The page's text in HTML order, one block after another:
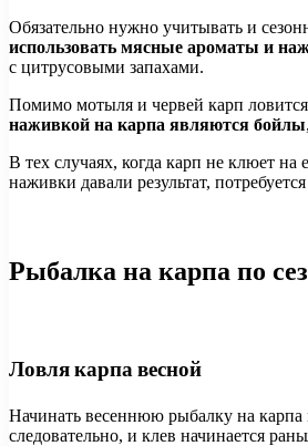
Обязательно нужно учитывать и
использовать мясные ароматы и
с цитрусовыми запахами.
Помимо мотыля и червей карп
наживкой на карпа являются бойлы
В тех случаях, когда карп не клюет
наживки давали результат,
Рыбалка на карпа по
Ловля карпа весной
Начинать весеннюю рыбалку на карпа
следовательно, и клев начинается